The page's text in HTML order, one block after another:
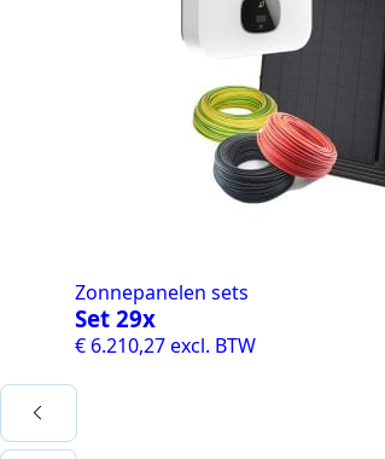
Zonnepanelen sets
Set 29x
€ 6.210,27excl. BTW